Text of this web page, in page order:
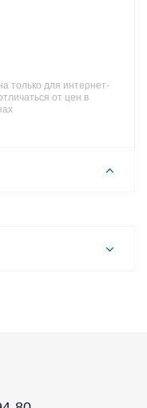
только для интернет-
от цен в